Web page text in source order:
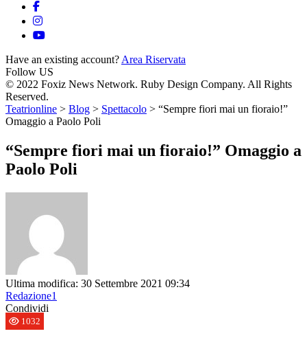
Have an existing account? Area Riservata
Follow US
© 2022 Foxiz News Network. Ruby Design Company. All Rights
Reserved.
Teatrionline > Blog > Spettacolo > “Sempre fiori mai un fioraio!”
Omaggio a Paolo Poli
“Sempre fiori mai un fioraio!” Omaggio a
Paolo Poli
Ultima modifica: 30 Settembre 2021 09:34
Redazione1
Condividi
1032